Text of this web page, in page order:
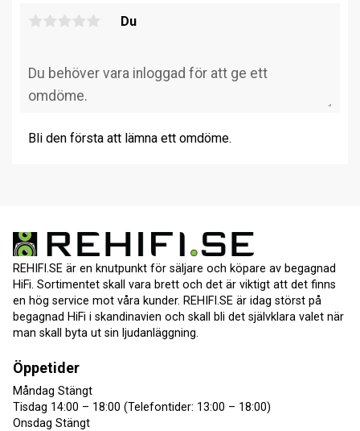
Du
Bli den första att lämna ett omdöme.
REHIFI.SE är en knutpunkt för säljare och köpare av begagnad
HiFi. Sortimentet skall vara brett och det är viktigt att det finns
en hög service mot våra kunder. REHIFI.SE är idag störst på
begagnad HiFi i skandinavien och skall bli det självklara valet när
man skall byta ut sin ljudanläggning.
Öppetider
Måndag Stängt
Tisdag 14:00 – 18:00 (Telefontider: 13:00 – 18:00)
Onsdag Stängt